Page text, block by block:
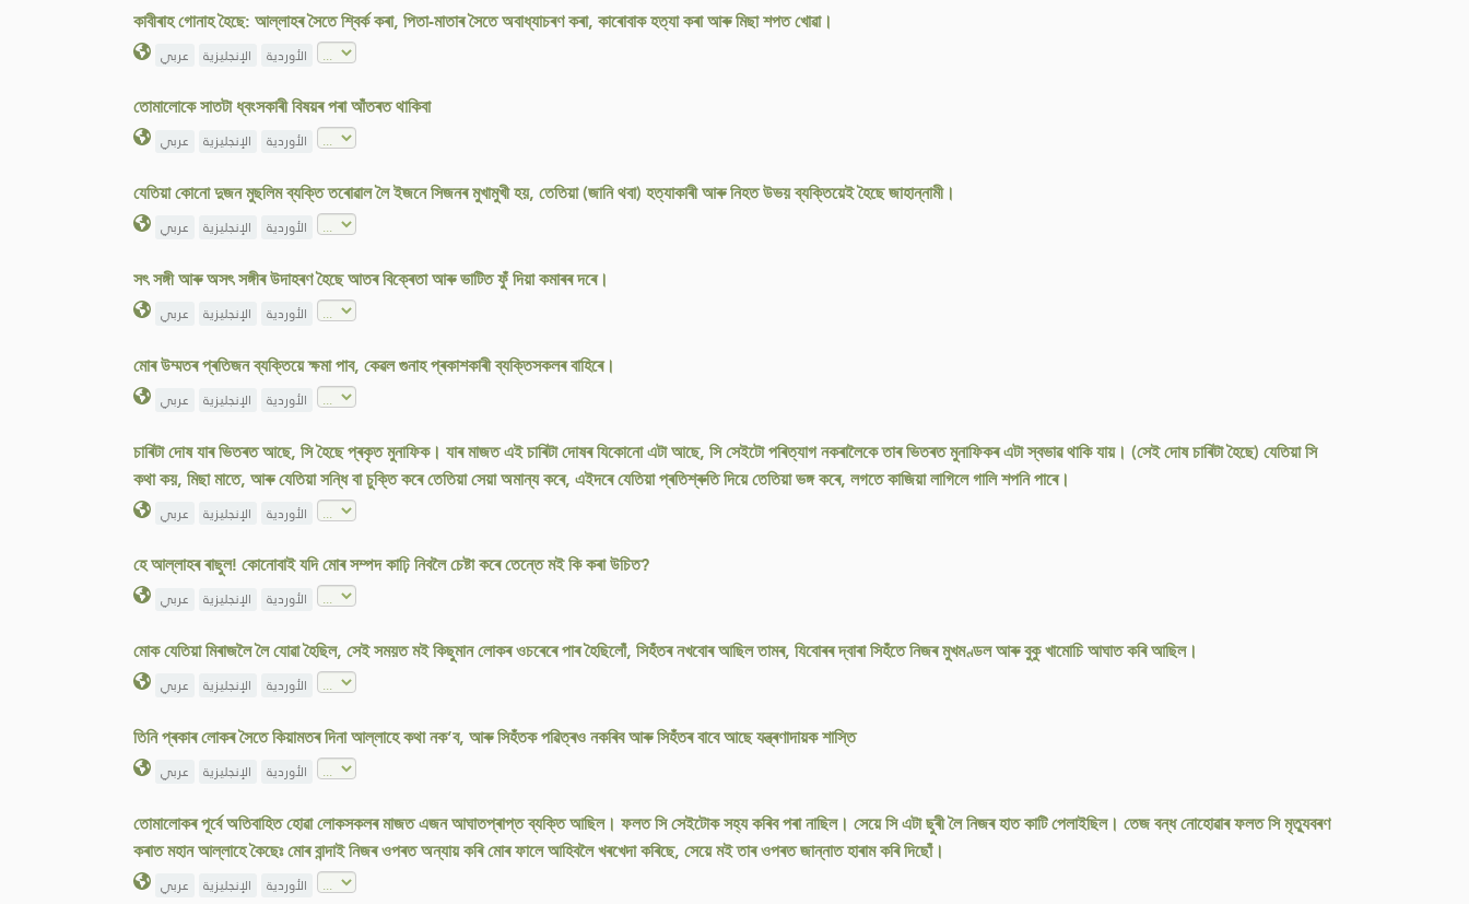
কাবীৰাহ গোনাহ হৈছে: আল্লাহৰ সৈতে শ্বিৰ্ক কৰা, পিতা-মাতাৰ সৈতে অবাধ্যাচৰণ কৰা, কাৰোবাক হত্যা কৰা আৰু মিছা শপত খোৱা।
عربي الإنجليزية الأوردية
তোমালোকে সাতটা ধ্বংসকাৰী বিষয়ৰ পৰা আঁতৰত থাকিবা
عربي الإنجليزية الأوردية
যেতিয়া কোনো দুজন মুছলিম ব্যক্তি তৰোৱাল লৈ ইজনে সিজনৰ মুখামুখী হয়, তেতিয়া (জানি থবা) হত্যাকাৰী আৰু নিহত উভয় ব্যক্তিয়েই হৈছে জাহান্নামী।
عربي الإنجليزية الأوردية
সৎ সঙ্গী আৰু অসৎ সঙ্গীৰ উদাহৰণ হৈছে আতৰ বিক্ৰেতা আৰু ভাটিত ফুঁ দিয়া কমাৰৰ দৰে।
عربي الإنجليزية الأوردية
মোৰ উম্মতৰ প্ৰতিজন ব্যক্তিয়ে ক্ষমা পাব, কেৱল গুনাহ প্ৰকাশকাৰী ব্যক্তিসকলৰ বাহিৰে।
عربي الإنجليزية الأوردية
চাৰিটা দোষ যাৰ ভিতৰত আছে, সি হৈছে প্ৰকৃত মুনাফিক। যাৰ মাজত এই চাৰিটা দোষৰ যিকোনো এটা আছে, সি সেইটো পৰিত্যাগ নকৰালৈকে তাৰ ভিতৰত মুনাফিকৰ এটা স্বভাৱ থাকি যায়। (সেই দোষ চাৰিটা হৈছে) যেতিয়া সি
কথা কয়, মিছা মাতে, আৰু যেতিয়া সন্ধি বা চুক্তি কৰে তেতিয়া সেয়া অমান্য কৰে, এইদৰে যেতিয়া প্ৰতিশ্ৰুতি দিয়ে তেতিয়া ভঙ্গ কৰে, লগতে কাজিয়া লাগিলে গালি শপনি পাৰে।
عربي الإنجليزية الأوردية
হে আল্লাহৰ ৰাছুল! কোনোবাই যদি মোৰ সম্পদ কাঢ়ি নিবলৈ চেষ্টা কৰে তেন্তে মই কি কৰা উচিত?
عربي الإنجليزية الأوردية
মোক যেতিয়া মিৰাজলৈ লৈ যোৱা হৈছিল, সেই সময়ত মই কিছুমান লোকৰ ওচৰেৰে পাৰ হৈছিলোঁ, সিহঁতৰ নখবোৰ আছিল তামৰ, যিবোৰৰ দ্বাৰা সিহঁতে নিজৰ মুখমণ্ডল আৰু বুকু খামোচি আঘাত কৰি আছিল।
عربي الإنجليزية الأوردية
তিনি প্ৰকাৰ লোকৰ সৈতে কিয়ামতৰ দিনা আল্লাহে কথা নক’ব, আৰু সিহঁতক পৱিত্ৰও নকৰিব আৰু সিহঁতৰ বাবে আছে যন্ত্ৰণাদায়ক শাস্তি
عربي الإنجليزية الأوردية
তোমালোকৰ পূৰ্বে অতিবাহিত হোৱা লোকসকলৰ মাজত এজন আঘাতপ্ৰাপ্ত ব্যক্তি আছিল। ফলত সি সেইটোক সহ্য কৰিব পৰা নাছিল। সেয়ে সি এটা ছুৰী লৈ নিজৰ হাত কাটি পেলাইছিল। তেজ বন্ধ নোহোৱাৰ ফলত সি মৃত্যুবৰণ
কৰাত মহান আল্লাহে কৈছেঃ মোৰ বান্দাই নিজৰ ওপৰত অন্যায় কৰি মোৰ ফালে আহিবলৈ খৰখেদা কৰিছে, সেয়ে মই তাৰ ওপৰত জান্নাত হাৰাম কৰি দিছোঁ।
عربي الإنجليزية الأوردية